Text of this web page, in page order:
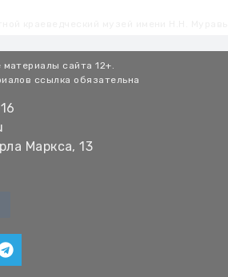
сайта 12+.
ссылка обязательна
Маркса, 13